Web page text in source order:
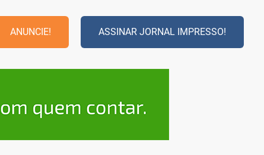
ANUNCIE! ASSINAR JORNAL IMPRESSO!